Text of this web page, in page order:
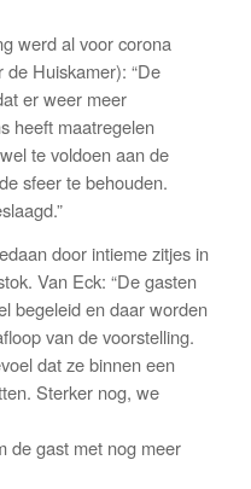
werd al voor corona
Huiskamer): “De
er weer meer
heeft maatregelen
te voldoen aan de
sfeer te behouden.
door intieme zitjes in
Van Eck: “De gasten
begeleid en daar worden
van de voorstelling.
dat ze binnen een
Sterker nog, we
de gast met nog meer